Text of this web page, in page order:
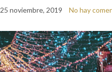
25 noviembre, 2019 No hay